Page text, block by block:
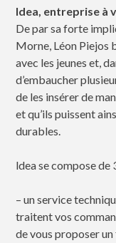
ldea, entreprise à
De par sa forte
Morne, Léon Piejos
avec les jeunes et,
d’embaucher
de les insérer de
et qu’ils puissent
durables.
ldea se compose de
– un service
traitent vos
de vous proposer